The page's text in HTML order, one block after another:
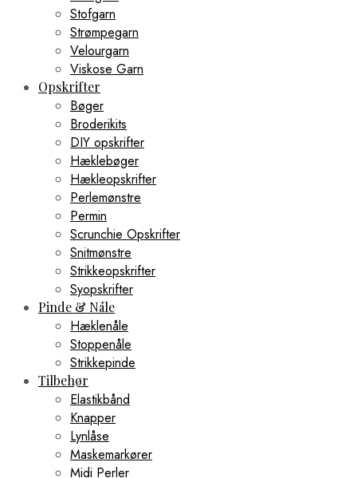
Stofgarn
Strømpegarn
Velourgarn
Viskose Garn
Opskrifter
Bøger
Broderikits
DIY opskrifter
Hæklebøger
Hækleopskrifter
Perlemønstre
Permin
Scrunchie Opskrifter
Snitmønstre
Strikkeopskrifter
Syopskrifter
Pinde & Nåle
Hæklenåle
Stoppenåle
Strikkepinde
Tilbehør
Elastikbånd
Knapper
Lynlåse
Maskemarkører
Midi Perler